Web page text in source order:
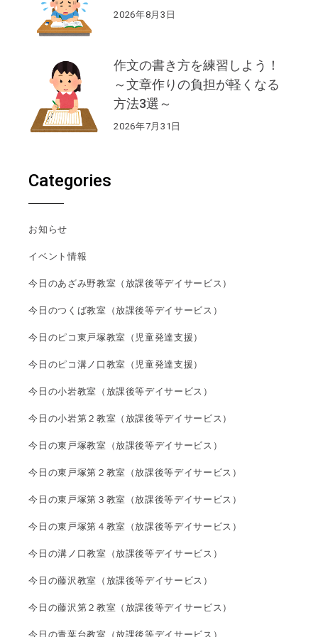
2026年8月3日
作文の書き方を練習しよう！
～文章作りの負担が軽くなる
方法3選～
2026年7月31日
Categories
お知らせ
イベント情報
今日のあざみ野教室（放課後等デイサービス）
今日のつくば教室（放課後等デイサービス）
今日のピコ東戸塚教室（児童発達支援）
今日のピコ溝ノ口教室（児童発達支援）
今日の小岩教室（放課後等デイサービス）
今日の小岩第２教室（放課後等デイサービス）
今日の東戸塚教室（放課後等デイサービス）
今日の東戸塚第２教室（放課後等デイサービス）
今日の東戸塚第３教室（放課後等デイサービス）
今日の東戸塚第４教室（放課後等デイサービス）
今日の溝ノ口教室（放課後等デイサービス）
今日の藤沢教室（放課後等デイサービス）
今日の藤沢第２教室（放課後等デイサービス）
今日の青葉台教室（放課後等デイサービス）